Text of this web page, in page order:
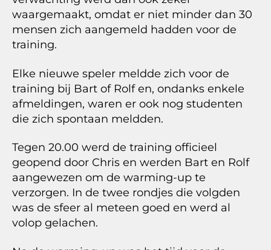
waargemaakt, omdat er niet minder dan 30
mensen zich aangemeld hadden voor de
training.
Elke nieuwe speler meldde zich voor de
training bij Bart of Rolf en, ondanks enkele
afmeldingen, waren er ook nog studenten
die zich spontaan meldden.
Tegen 20.00 werd de training officieel
geopend door Chris en werden Bart en Rolf
aangewezen om de warming-up te
verzorgen. In de twee rondjes die volgden
was de sfeer al meteen goed en werd al
volop gelachen.